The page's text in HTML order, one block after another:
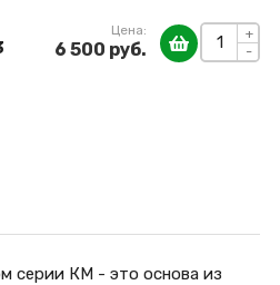
+
-
Цена:
6 500 руб.
серии КМ - это основа из